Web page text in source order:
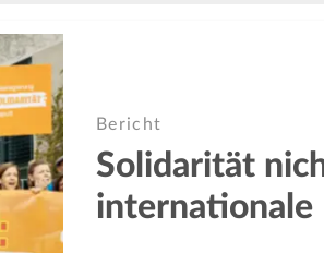
Bericht
Solidarität
internationale